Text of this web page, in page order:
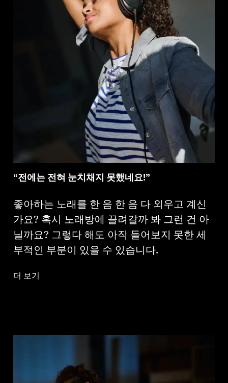
“전에는 전혀 눈치채지 못했네요!”
좋아하는 노래를 한 음 한 음 다 외우고 계신
가요? 혹시 노래방에 끌려갈까 봐 그런 건 아
닐까요? 그렇다 해도 아직 들어보지 못한 세
부적인 부분이 있을 수 있습니다.
더 보기